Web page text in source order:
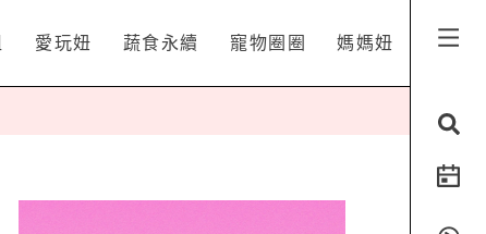
愛玩妞 蔬食永續 寵物圈圈 媽媽妞